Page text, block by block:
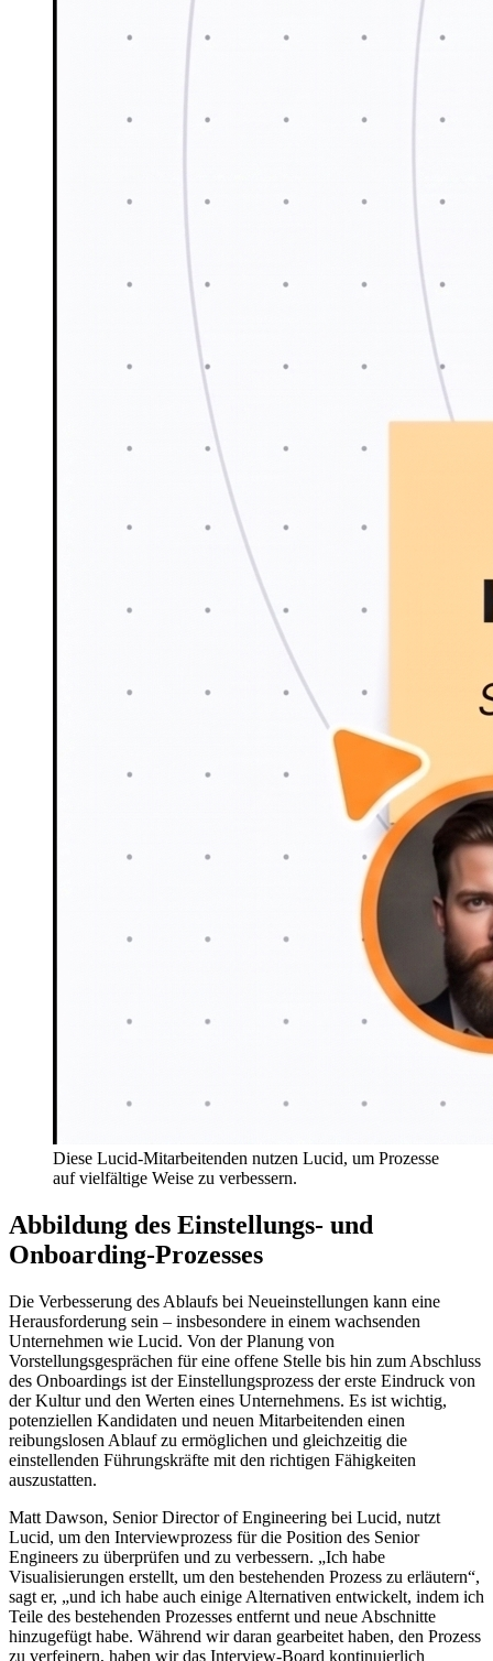
Diese Lucid-Mitarbeitenden nutzen Lucid, um Prozesse
auf vielfältige Weise zu verbessern.
Abbildung des Einstellungs- und
Onboarding-Prozesses
Die Verbesserung des Ablaufs bei Neueinstellungen kann eine
Herausforderung sein – insbesondere in einem wachsenden
Unternehmen wie Lucid. Von der Planung von
Vorstellungsgesprächen für eine offene Stelle bis hin zum Abschluss
des Onboardings ist der Einstellungsprozess der erste Eindruck von
der Kultur und den Werten eines Unternehmens. Es ist wichtig,
potenziellen Kandidaten und neuen Mitarbeitenden einen
reibungslosen Ablauf zu ermöglichen und gleichzeitig die
einstellenden Führungskräfte mit den richtigen Fähigkeiten
auszustatten.
Matt Dawson, Senior Director of Engineering bei Lucid, nutzt
Lucid, um den Interviewprozess für die Position des Senior
Engineers zu überprüfen und zu verbessern. „Ich habe
Visualisierungen erstellt, um den bestehenden Prozess zu erläutern“,
sagt er, „und ich habe auch einige Alternativen entwickelt, indem ich
Teile des bestehenden Prozesses entfernt und neue Abschnitte
hinzugefügt habe. Während wir daran gearbeitet haben, den Prozess
zu verfeinern, haben wir das Interview-Board kontinuierlich